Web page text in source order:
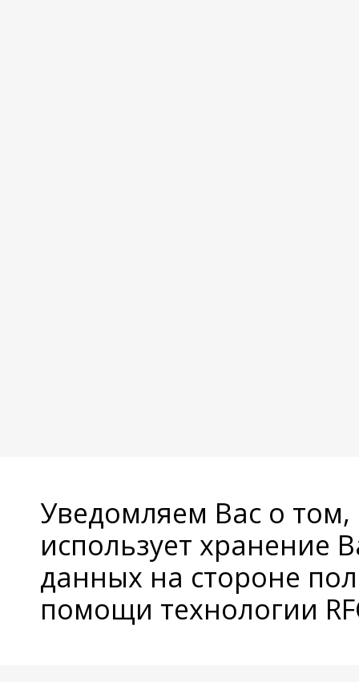
Уведомляем Вас о
использует хранение
данных на стороне
помощи технологии